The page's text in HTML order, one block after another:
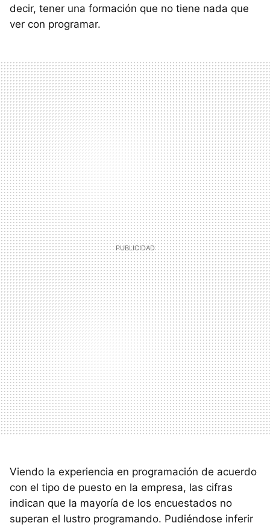
decir, tener una formación que no tiene nada que
ver con programar.
Viendo la experiencia en programación de acuerdo
con el tipo de puesto en la empresa, las cifras
indican que la mayoría de los encuestados no
superan el lustro programando. Pudiéndose inferir